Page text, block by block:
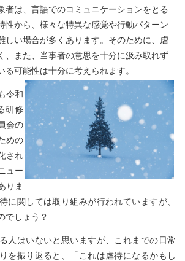
者は、言語でのコミュニケーションをとる
性から、様々な特異な感覚や行動パターン
しい場合が多くあります。そのために、虐
、また、当事者の意思を十分に汲み取れず
る可能性は十分に考えられます。
令和
研修
会の
めの
され
ュー
りま
に関しては取り組みが行われていますが、
でしょう？
人はいないと思いますが、これまでの日常
を振り返ると、「これは虐待になるかもし